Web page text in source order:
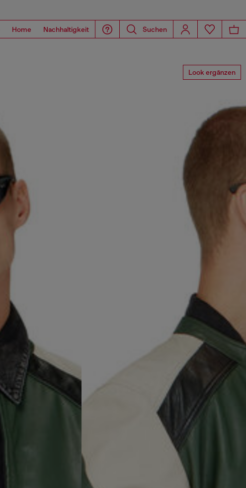
Home Nachhaltigkeit Suchen
Look ergänzen